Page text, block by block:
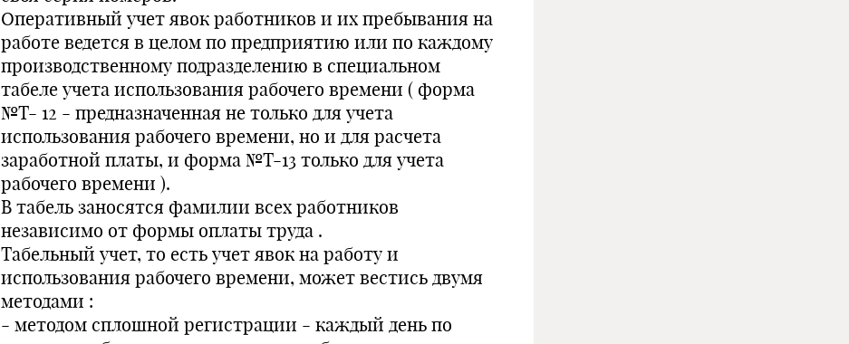
Оперативный учет явок работников и их пребывания на
работе ведется в целом по предприятию или по каждому
производственному подразделению в специальном
табеле учета использования рабочего времени ( форма
№Т- 12 - предназначенная не только для учета
использования рабочего времени, но и для расчета
заработной платы, и форма №Т-13 только для учета
рабочего времени ).
В табель заносятся фамилии всех работников
независимо от формы оплаты труда .
Табельный учет, то есть учет явок на работу и
использования рабочего времени, может вестись двумя
методами :
- методом сплошной регистрации - каждый день по